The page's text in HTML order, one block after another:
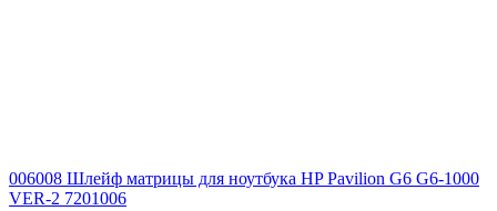
006008 Шлейф матрицы для ноутбука HP Pavilion G6 G6-1000
VER-2 7201006